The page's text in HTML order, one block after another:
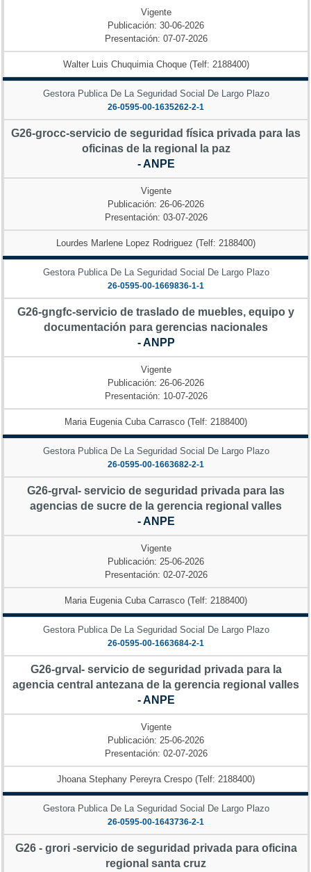
Vigente
Publicación: 30-06-2026
Presentación: 07-07-2026
Walter Luis Chuquimia Choque (Telf: 2188400)
Gestora Publica De La Seguridad Social De Largo Plazo
26-0595-00-1635262-2-1
G26-grocc-servicio de seguridad física privada para las
oficinas de la regional la paz
- ANPE
Vigente
Publicación: 26-06-2026
Presentación: 03-07-2026
Lourdes Marlene Lopez Rodriguez (Telf: 2188400)
Gestora Publica De La Seguridad Social De Largo Plazo
26-0595-00-1669836-1-1
G26-gngfc-servicio de traslado de muebles, equipo y
documentación para gerencias nacionales
- ANPP
Vigente
Publicación: 26-06-2026
Presentación: 10-07-2026
Maria Eugenia Cuba Carrasco (Telf: 2188400)
Gestora Publica De La Seguridad Social De Largo Plazo
26-0595-00-1663682-2-1
G26-grval- servicio de seguridad privada para las
agencias de sucre de la gerencia regional valles
- ANPE
Vigente
Publicación: 25-06-2026
Presentación: 02-07-2026
Maria Eugenia Cuba Carrasco (Telf: 2188400)
Gestora Publica De La Seguridad Social De Largo Plazo
26-0595-00-1663684-2-1
G26-grval- servicio de seguridad privada para la
agencia central antezana de la gerencia regional valles
- ANPE
Vigente
Publicación: 25-06-2026
Presentación: 02-07-2026
Jhoana Stephany Pereyra Crespo (Telf: 2188400)
Gestora Publica De La Seguridad Social De Largo Plazo
26-0595-00-1643736-2-1
G26 - grori -servicio de seguridad privada para oficina
regional santa cruz